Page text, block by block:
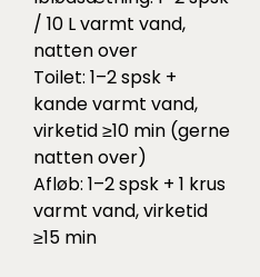
/ 10 L varmt vand,
natten over
Toilet: 1–2 spsk +
kande varmt vand,
virketid ≥10 min (gerne
natten over)
Afløb: 1–2 spsk + 1 krus
varmt vand, virketid
≥15 min